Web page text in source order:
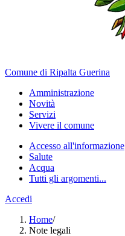
Comune di Ripalta Guerina
Amministrazione
Novità
Servizi
Vivere il comune
Accesso all'informazione
Salute
Acqua
Tutti gli argomenti...
Accedi
Home/
Note legali